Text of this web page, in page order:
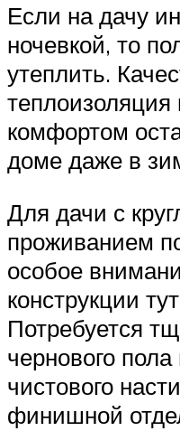
Если на дачу
ночевкой, то
утеплить.
теплоизоляция
комфортом
доме даже в
Для дачи с
проживанием
особое
конструкции
Потребуется
чернового
чистового
финишной